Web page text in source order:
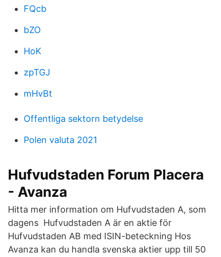
FQcb
bZO
HoK
zpTGJ
mHvBt
Offentliga sektorn betydelse
Polen valuta 2021
Hufvudstaden Forum Placera
- Avanza
Hitta mer information om Hufvudstaden A, som
dagens Hufvudstaden A är en aktie för
Hufvudstaden AB med ISIN-beteckning Hos
Avanza kan du handla svenska aktier upp till 50